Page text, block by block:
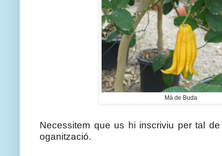
Mà de Buda
Necessitem que us hi inscriviu per tal
oganització.